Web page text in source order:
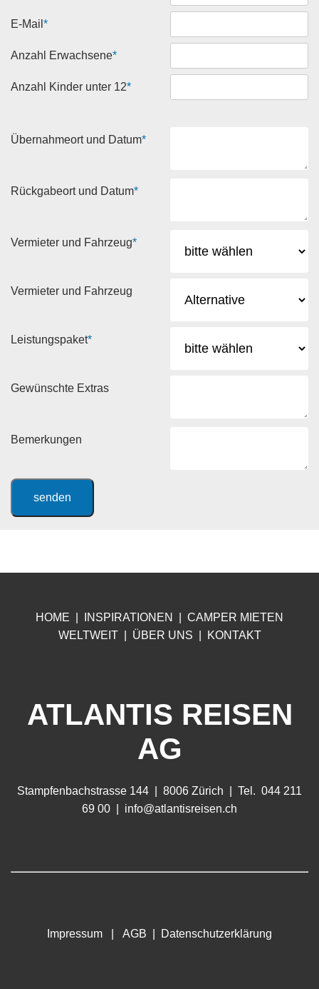
E-Mail *
Anzahl Erwachsene*
Anzahl Kinder unter 12*
Übernahmeort und Datum*
Rückgabeort und Datum*
Vermieter und Fahrzeug*
Vermieter und Fahrzeug
Leistungspaket*
Gewünschte Extras
Bemerkungen
senden
HOME INSPIRATIONEN CAMPER MIETEN
WELTWEIT
ÜBER UNS KONTAKT
ATLANTIS REISEN
AG
Stampfenbachstrasse 144 | 8006 Zürich | Tel. 044 211
69 00 |
info@atlantisreisen.ch
Impressum AGB Datenschutzerklärung